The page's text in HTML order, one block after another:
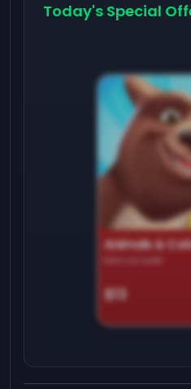
Today's Special
Animals &
Earn on side
$13